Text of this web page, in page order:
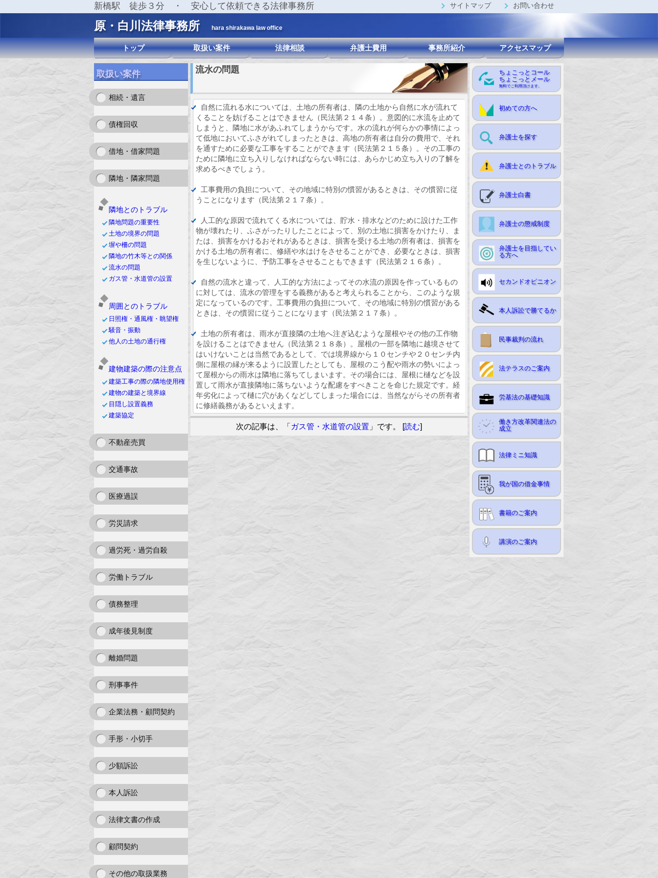
新橋駅 徒歩３分 ・ 安心して依頼できる法律事務所 サイトマップ お問い合わせ
原・白川法律事務所 hara shirakawa law office
トップ 取扱い案件 法律相談 弁護士費用 事務所紹介 アクセスマップ
取扱い案件
相続・遺言
債権回収
借地・借家問題
隣地・隣家問題
隣地とのトラブル
隣地問題の重要性
土地の境界の問題
塀や柵の問題
隣地の竹木等との関係
流水の問題
ガス管・水道管の設置
周囲とのトラブル
日照権・通風権・眺望権
騒音・振動
他人の土地の通行権
建物建築の際の注意点
建築工事の際の隣地使用権
建物の建築と境界線
目隠し設置義務
建築協定
不動産売買
交通事故
医療過誤
労災請求
過労死・過労自殺
労働トラブル
債務整理
成年後見制度
離婚問題
刑事事件
企業法務・顧問契約
手形・小切手
少額訴訟
本人訴訟
法律文書の作成
顧問契約
その他の取扱業務
流水の問題
自然に流れる水については、土地の所有者は、隣の土地から自然に水が流れて
くることを妨げることはできません（民法第２１４条）。意図的に水流を止めて
しまうと、隣地に水があふれてしまうからです。水の流れが何らかの事情によっ
て低地においてふさがれてしまったときは、高地の所有者は自分の費用で、それ
を通すために必要な工事をすることができます（民法第２１５条）。その工事の
ために隣地に立ち入りしなければならない時には、あらかじめ立ち入りの了解を
求めるべきでしょう。
工事費用の負担について、その地域に特別の慣習があるときは、その慣習に従
うことになります（民法第２１７条）。
人工的な原因で流れてくる水については、貯水・排水などのために設けた工作
物が壊れたり、ふさがったりしたことによって、別の土地に損害をかけたり、ま
たは、損害をかけるおそれがあるときは、損害を受ける土地の所有者は、損害を
かける土地の所有者に、修繕や水はけをさせることができ、必要なときは、損害
を生じないように、予防工事をさせることもできます（民法第２１６条）。
自然の流水と違って、人工的な方法によってその水流の原因を作っているもの
に対しては、流水の管理をする義務があると考えられることから、このような規
定になっているのです。工事費用の負担について、その地域に特別の慣習がある
ときは、その慣習に従うことになります（民法第２１７条）。
土地の所有者は、雨水が直接隣の土地へ注ぎ込むような屋根やその他の工作物
を設けることはできません（民法第２１８条）。屋根の一部を隣地に越境させて
はいけないことは当然であるとして、では境界線から１０センチや２０センチ内
側に屋根の縁が来るように設置したとしても、屋根のこう配や雨水の勢いによっ
て屋根からの雨水は隣地に落ちてしまいます。その場合には、屋根に樋などを設
置して雨水が直接隣地に落ちないような配慮をすべきことを命じた規定です。経
年劣化によって樋に穴があくなどしてしまった場合には、当然ながらその所有者
に修繕義務があるといえます。
次の記事は、「 ガス管・水道管の設置 」です。 [読む]
ちょこっとコール
ちょこっとメール
無料でご利用頂けます。
初めての方へ
弁護士を探す
弁護士とのトラブル
弁護士白書
弁護士の懲戒制度
弁護士を目指してい
る方へ
セカンドオピニオン
本人訴訟で勝てるか
民事裁判の流れ
法テラスのご案内
労基法の基礎知識
働き方改革関連法の
成立
法律ミニ知識
我が国の借金事情
書籍のご案内
講演のご案内